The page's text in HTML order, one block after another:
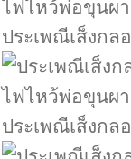
ประเพณีเส็งกล
ประเพณีเส็งกล